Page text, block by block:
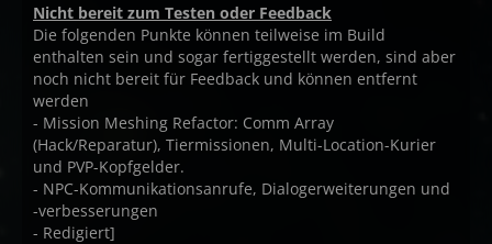
Nicht bereit zum Testen oder Feedback
Die folgenden Punkte können teilweise im Build
enthalten sein und sogar fertiggestellt werden, sind aber
noch nicht bereit für Feedback und können entfernt
werden
- Mission Meshing Refactor: Comm Array
(Hack/Reparatur), Tiermissionen, Multi-Location-Kurier
und PVP-Kopfgelder.
- NPC-Kommunikationsanrufe, Dialogerweiterungen und
-verbesserungen
- Redigiert]